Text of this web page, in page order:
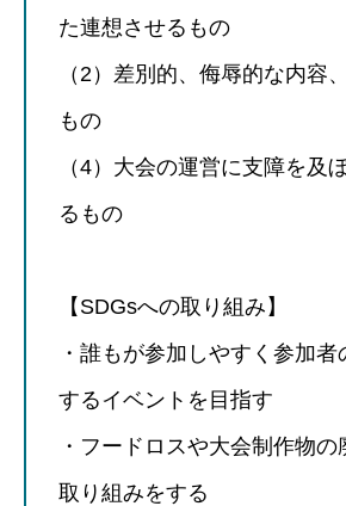
た連想させるもの
（2）差別的、侮辱的な内容
もの
（4）大会の運営に支障を及
るもの
【SDGsへの取り組み】
・誰もが参加しやすく参加
するイベントを目指す
・フードロスや大会制作物の
取り組みをする